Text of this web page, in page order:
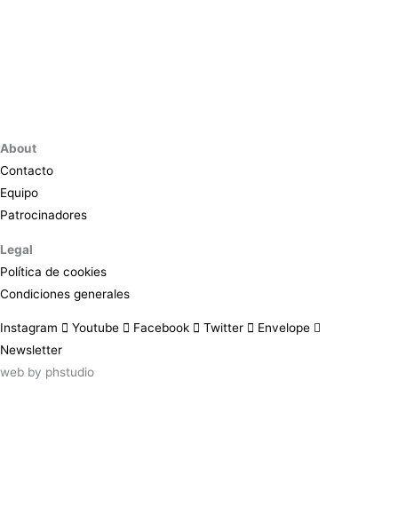
About
Contacto
Equipo
Patrocinadores
Legal
Política de cookies
Condiciones generales
Instagram Youtube Facebook Twitter
Envelope
Newsletter
web by phstudio